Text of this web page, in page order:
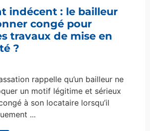
indécent : le bailleur
congé pour
travaux de mise en
?
rappelle qu’un bailleur ne
un motif légitime et sérieux
à son locataire lorsqu’il
...